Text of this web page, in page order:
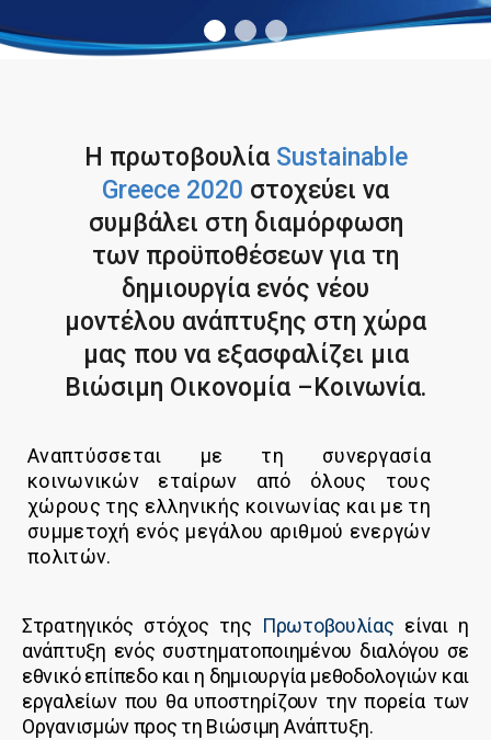
Η πρωτοβουλία Sustainable
Greece 2020 στοχεύει να
συμβάλει στη διαμόρφωση
των προϋποθέσεων για τη
δημιουργία ενός νέου
μοντέλου ανάπτυξης στη χώρα
μας που να εξασφαλίζει μια
Βιώσιμη Οικονομία –Κοινωνία.
Αναπτύσσεται με τη συνεργασία
κοινωνικών εταίρων από όλους τους
χώρους της ελληνικής κοινωνίας και με τη
συμμετοχή ενός μεγάλου αριθμού ενεργών
πολιτών.
Στρατηγικός στόχος της Πρωτοβουλίας είναι η
ανάπτυξη ενός συστηματοποιημένου διαλόγου σε
εθνικό επίπεδο και η δημιουργία μεθοδολογιών και
εργαλείων που θα υποστηρίζουν την πορεία των
Οργανισμών προς τη Βιώσιμη Ανάπτυξη.